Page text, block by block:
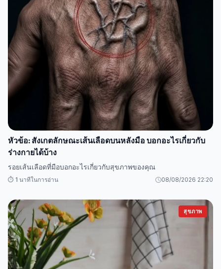
หัวข้อ: สังเกตลักษณะเส้นเลือดบนหลังมือ บอกอะไรเกี่ยวกับ
ร่างกายได้บ้าง
รอยเส้นเลือดที่มือบอกอะไรเกี่ยวกับสุขภาพของคุณ
⏱️ 1 นาทีในการอ่าน 08/08/2026 22:20
สุขภาพ